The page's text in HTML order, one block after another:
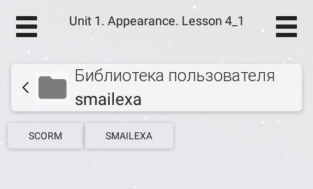
Unit 1. Appearance. Lesson 4_1
Библиотека пользователя
smailexa
SCORM SMAILEXA